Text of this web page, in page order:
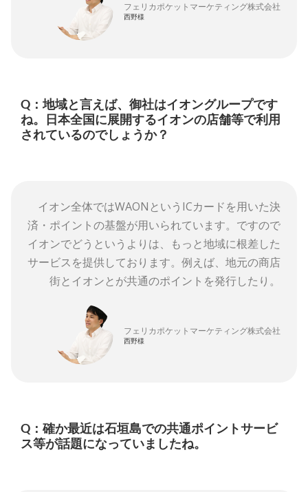
フェリカポケットマーケティング株式会社
西野様
Q：地域と言えば、御社はイオングループです
ね。日本全国に展開するイオンの店舗等で利用
されているのでしょうか？
イオン全体ではWAONというICカードを用いた決
済・ポイントの基盤が用いられています。ですので
イオンでどうというよりは、もっと地域に根差した
サービスを提供しております。例えば、地元の商店
街とイオンとが共通のポイントを発行したり。
フェリカポケットマーケティング株式会社
西野様
Q：確か最近は石垣島での共通ポイントサービ
ス等が話題になっていましたね。